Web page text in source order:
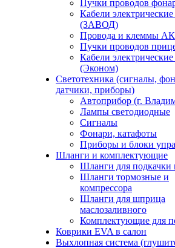
Пучки проводов
Кабели
(ЗАВОД)
Провода и клеммы
Пучки проводов
Кабели
(Эконом)
Светотехника (сигналы,
датчики, приборы)
Автоприбор (г.
Лампы светодиодные
Сигналы
Фонари, катафоты
Приборы и блоки
Шланги и комплектующие
Шланги для подкачки
Шланги тормозные и
компрессора
Шланги для шприца
маслозаливного
Комплектующие для
Коврики EVA в салон
Выхлопная система